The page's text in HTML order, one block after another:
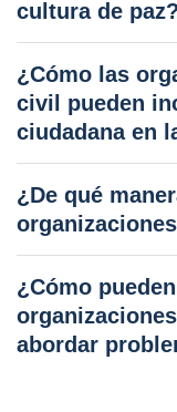
cultura de paz?
¿Cómo las
civil pueden
ciudadana en
¿De qué
¿Cómo
abordar